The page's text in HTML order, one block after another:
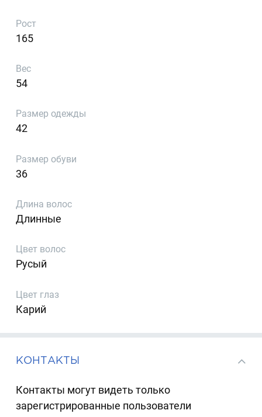
Рост
165
Вес
54
Размер одежды
42
Размер обуви
36
Длина волос
Длинные
Цвет волос
Русый
Цвет глаз
Карий
КОНТАКТЫ
Контакты могут видеть только
зарегистрированные пользователи